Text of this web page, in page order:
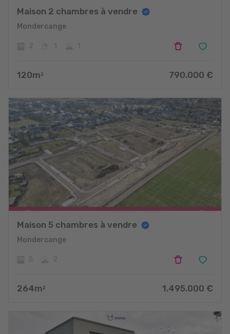
Maison 2 chambres à vendre
Mondercange
120m 2 790.000 €
Maison 5 chambres à vendre
Mondercange
264m 2 1.495.000 €